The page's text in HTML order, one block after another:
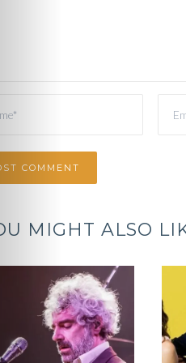
MIGHT ALSO